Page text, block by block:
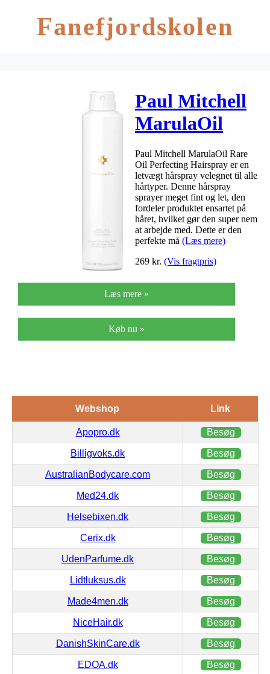
Fanefjordskolen
Paul Mitchell
MarulaOil
Rare Oil
Perfecting
Hairspray 300
ml
Paul Mitchell MarulaOil Rare
Oil Perfecting Hairspray er en
letvægt hårspray velegnet til alle
hårtyper. Denne hårspray
sprayer meget fint og let, den
fordeler produktet ensartet på
håret, hvilket gør den super nem
at arbejde med. Dette er den
perfekte må (Læs mere)
269 kr. (Vis fragtpris)
Læs mere »
Køb nu »
Webshop Link
Apopro.dk Besøg
Billigvoks.dk Besøg
AustralianBodycare.com Besøg
Med24.dk Besøg
Helsebixen.dk Besøg
Cerix.dk Besøg
UdenParfume.dk Besøg
Lidtluksus.dk Besøg
Made4men.dk Besøg
NiceHair.dk Besøg
DanishSkinCare.dk Besøg
EDOA.dk Besøg